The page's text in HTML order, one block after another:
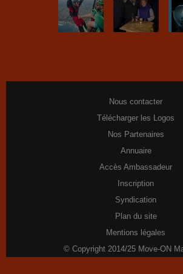
Nous contacter
Télécharger les Logos
Nos Partenaires
Annuaire
Accès Ambassadeur
Inscription
Syndication
Plan du site
Mentions légales
© Copyright 2014/25 Move-ON